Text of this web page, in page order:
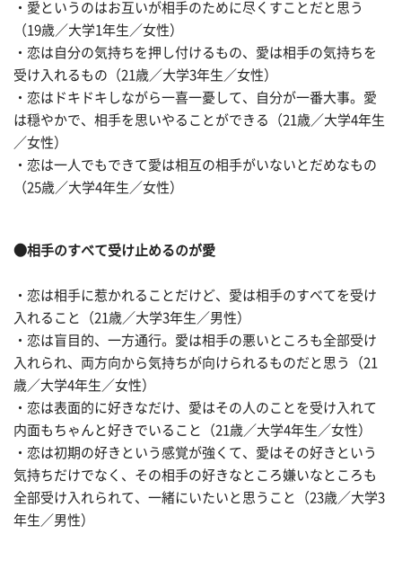
・愛というのはお互いが相手のために尽くすことだと思う
（19歳／大学1年生／女性）
・恋は自分の気持ちを押し付けるもの、愛は相手の気持ちを
受け入れるもの（21歳／大学3年生／女性）
・恋はドキドキしながら一喜一憂して、自分が一番大事。愛
は穏やかで、相手を思いやることができる（21歳／大学4年生
／女性）
・恋は一人でもできて愛は相互の相手がいないとだめなもの
（25歳／大学4年生／女性）
●相手のすべて受け止めるのが愛
・恋は相手に惹かれることだけど、愛は相手のすべてを受け
入れること（21歳／大学3年生／男性）
・恋は盲目的、一方通行。愛は相手の悪いところも全部受け
入れられ、両方向から気持ちが向けられるものだと思う（21
歳／大学4年生／女性）
・恋は表面的に好きなだけ、愛はその人のことを受け入れて
内面もちゃんと好きでいること（21歳／大学4年生／女性）
・恋は初期の好きという感覚が強くて、愛はその好きという
気持ちだけでなく、その相手の好きなところ嫌いなところも
全部受け入れられて、一緒にいたいと思うこと（23歳／大学3
年生／男性）